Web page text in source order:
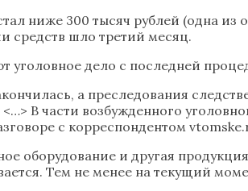
ниже 300 тысяч рублей (одна из
средств шло третий месяц.
уголовное дело с последней
а преследования
В части возбужденного
с корреспондентом
оборудование и другая
Тем не менее на текущий